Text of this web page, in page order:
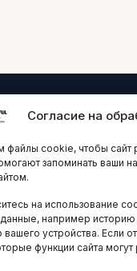
Согласие на
файлы cookie, чтобы сайт
запоминать ваши
на использование
например
устройства. Если
функции сайта
И